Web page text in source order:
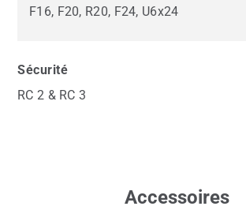
F16, F20, R20, F24, U6x24
Sécurité
RC 2 & RC 3
Accessoires